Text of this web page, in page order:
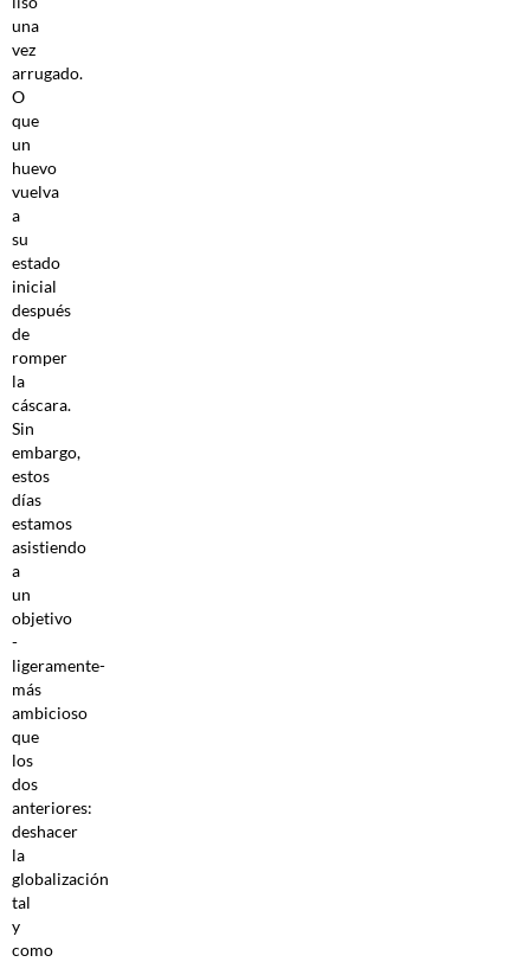
una
vez
arrugado.
O
que
un
huevo
vuelva
a
su
estado
inicial
después
de
romper
la
cáscara.
Sin
embargo,
estos
días
estamos
asistiendo
a
un
objetivo
-
ligeramente-
más
ambicioso
que
los
dos
anteriores:
deshacer
la
globalización
tal
y
como